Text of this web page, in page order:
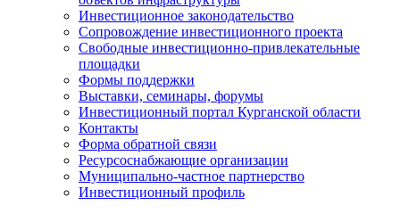
Инвестиционное законодательство
Сопровождение инвестиционного проекта
Свободные инвестиционно-привлекательные
площадки
Формы поддержки
Выставки, семинары, форумы
Инвестиционный портал Курганской области
Контакты
Форма обратной связи
Ресурсоснабжающие организации
Муниципально-частное партнерство
Инвестиционный профиль